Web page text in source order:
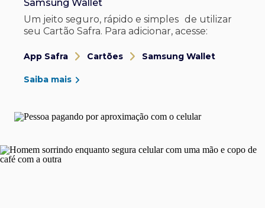
Samsung Wallet
Um jeito seguro, rápido e simples de utilizar
seu Cartão Safra. Para adicionar, acesse:
App Safra Cartões Samsung Wallet
Saiba mais